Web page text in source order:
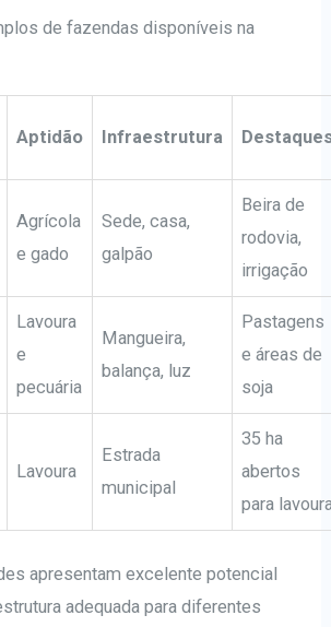
de fazendas disponíveis na
Aptidão Infraestrutura
Agrícola
e gado
Sede, casa,
galpão
Beira de
rodovia,
irrigação
Lavoura
e
pecuária
Mangueira,
balança, luz
Pastagens
e áreas de
soja
Lavoura
Estrada
municipal
35 ha
abertos
para
apresentam excelente potencial
adequada para diferentes